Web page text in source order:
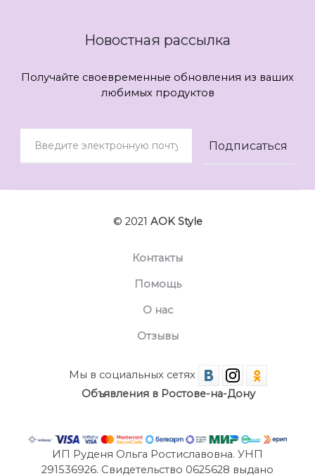
Новостная рассылка
Получайте своевременные обновления из ваших
любимых продуктов
© 2021 AOK Style
Контакты
Помощь
О нас
Отзывы
Мы в социальных сетях
Объявления в Ростове-на-Дону
ИП Руденя Ольга Ростиславовна. УНП
291536926. Свидетельство 0625628 выдано